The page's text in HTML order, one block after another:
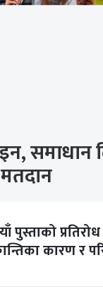
समाधान
पुस्ताको
कारण र